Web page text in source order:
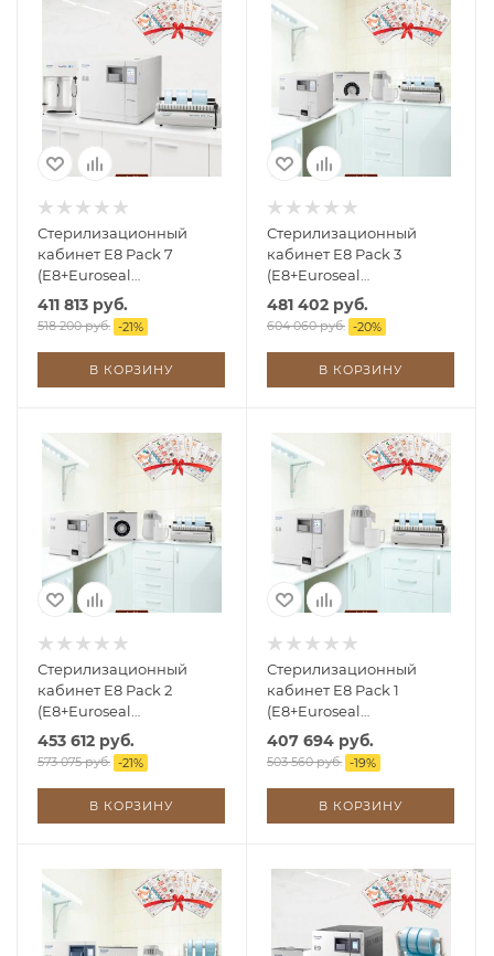
Стерилизационный
кабинет E8 Pack 7
(E8+Euroseal
2001+Aquafilter)
411 813 руб.
518 200 руб. -21%
В КОРЗИНУ
Стерилизационный
кабинет E8 Pack 3
(E8+Euroseal
2001+Aquadist+4D)
481 402 руб.
604 060 руб. -20%
В КОРЗИНУ
Стерилизационный
кабинет E8 Pack 2
(E8+Euroseal
2001+Aquadist+Energy)
453 612 руб.
573 075 руб. -21%
В КОРЗИНУ
Стерилизационный
кабинет E8 Pack 1
(E8+Euroseal
2001+Aquadist)
407 694 руб.
503 560 руб. -19%
В КОРЗИНУ